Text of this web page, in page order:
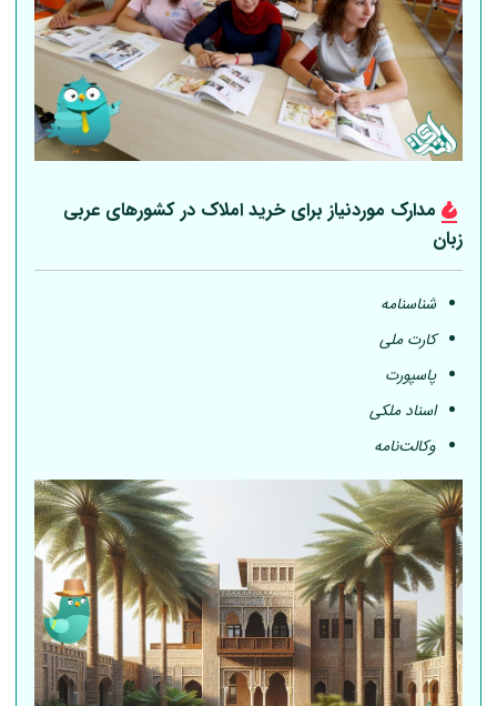
مدارک موردنیاز برای خرید املاک در کشورهای عربی
زبان
شناسنامه
کارت ملی
پاسپورت
اسناد ملکی
وکالت‌نامه